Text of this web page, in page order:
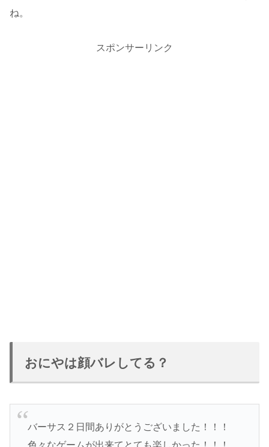
ね。
スポンサーリンク
おにやは顔バレしてる？
バーサス２日間ありがとうございました！！！
色々なゲームが出来てとても楽しかった！！！